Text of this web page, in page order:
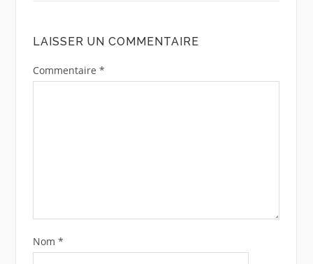
LAISSER UN COMMENTAIRE
Commentaire *
Nom *